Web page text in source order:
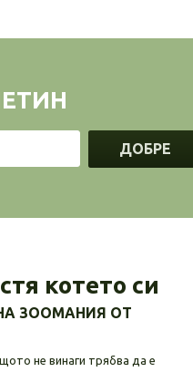
ДОБРЕ
котето си
ЗООМАНИЯ ОТ
не винаги трябва да е